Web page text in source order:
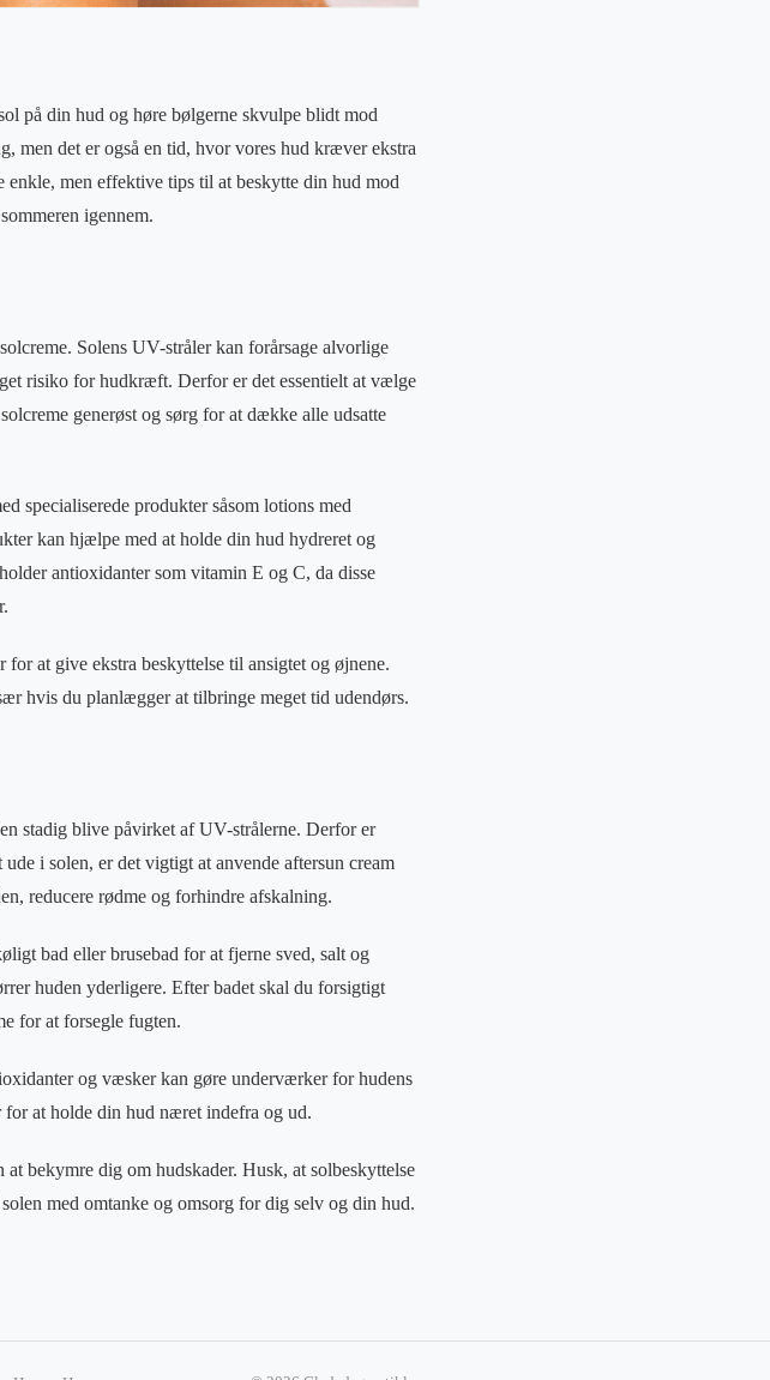
på din hud og høre bølgerne skvulpe blidt mod
men det er også en tid, hvor vores hud kræver ekstra
men effektive tips til at beskytte din hud mod
igennem.
Solens UV-stråler kan forårsage alvorlige
risiko for hudkræft. Derfor er det essentielt at vælge
generøst og sørg for at dække alle udsatte
specialiserede produkter såsom lotions med
kan hjælpe med at holde din hud hydreret og
antioxidanter som vitamin E og C, da disse
at give ekstra beskyttelse til ansigtet og øjnene.
hvis du planlægger at tilbringe meget tid udendørs.
stadig blive påvirket af UV-strålerne. Derfor er
i solen, er det vigtigt at anvende aftersun cream
reducere rødme og forhindre afskalning.
bad eller brusebad for at fjerne sved, salt og
huden yderligere. Efter badet skal du forsigtigt
for at forsegle fugten.
og væsker kan gøre underværker for hudens
for at holde din hud næret indefra og ud.
bekymre dig om hudskader. Husk, at solbeskyttelse
med omtanke og omsorg for dig selv og din hud.